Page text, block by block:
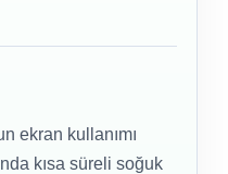
ekran kullanımı
kısa süreli soğuk